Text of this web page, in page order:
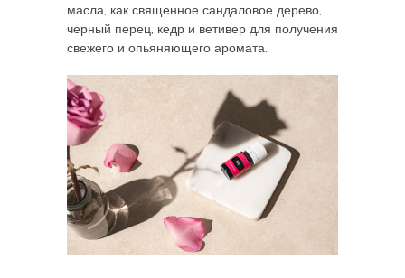
масла, как священное сандаловое дерево,
черный перец, кедр и ветивер для получения
свежего и опьяняющего аромата.